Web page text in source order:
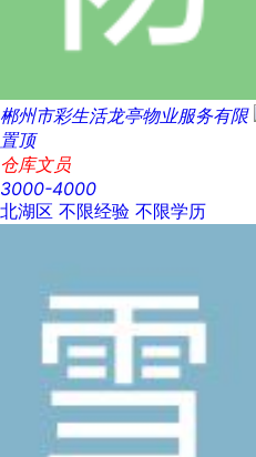
郴州市彩生活龙亭物业服务有限
置顶
仓库文员
3000-4000
北湖区 不限经验 不限学历